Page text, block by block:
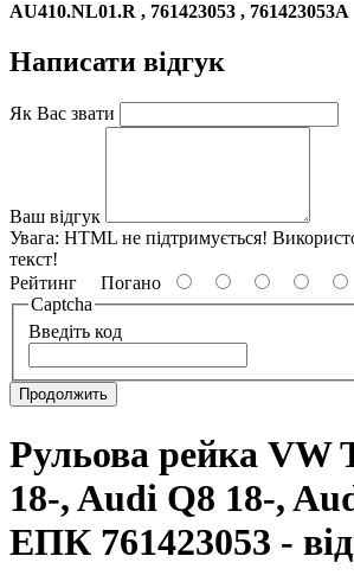
AU410.NL01.R , 761423053 , 761423053A
Написати відгук
Як Вас звати
Ваш відгук
Увага: HTML не підтримується!
текст!
Рейтинг Погано
Captcha
Введіть код
Продолжить
Рульова рейка VW
18-, Audi Q8 18-,
ЕПК 761423053 -